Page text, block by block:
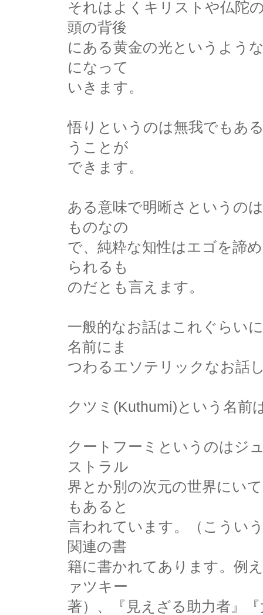
それはよくキリストや仏陀
頭の背後
にある黄金の光というよう
になって
いきます。
悟りというのは無我でもあ
うことが
できます。
ある意味で明晰さというの
ものなの
で、純粋な知性はエゴを諦
られるも
のだとも言えます。
一般的なお話はこれぐらい
名前にま
つわるエソテリックなお話
クツミ(Kuthumi)という名前
クートフーミというのはジ
ストラル
界とか別の次元の世界にい
もあると
言われています。（こうい
関連の書
籍に書かれてあります。例
ァツキー
著）、『見えざる助力者』